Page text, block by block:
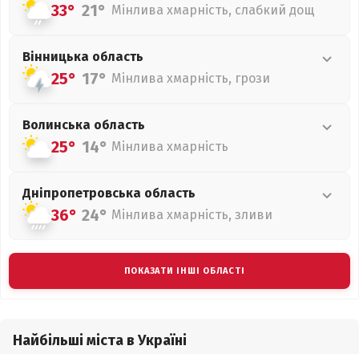
33° 21° Мінлива хмарність, слабкий дощ
Вінницька область
25° 17° Мінлива хмарність, грози
Волинська область
25° 14° Мінлива хмарність
Дніпропетровська область
36° 24° Мінлива хмарність, зливи
ПОКАЗАТИ ІНШІ ОБЛАСТІ
Найбільші міста в Україні